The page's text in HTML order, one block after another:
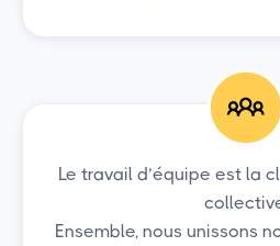
Le travail d’équipe est la
Ensemble, nous unissons